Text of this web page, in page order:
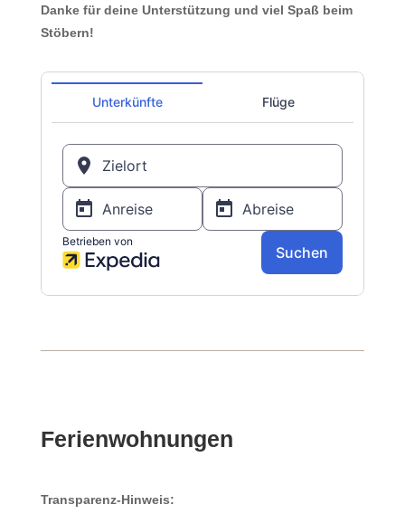
Danke für deine Unterstützung und viel Spaß beim
Stöbern!
Ferienwohnungen
Transparenz-Hinweis: